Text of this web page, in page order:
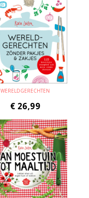
WERELDGERECHTEN
€ 26,99